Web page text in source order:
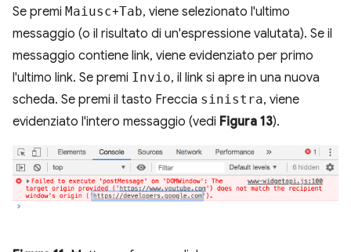
Se premi Maiusc+Tab, viene selezionato l'ultimo
messaggio (o il risultato di un'espressione valutata). Se il
messaggio contiene link, viene evidenziato per primo
l'ultimo link. Se premi Invio, il link si apre in una nuova
scheda. Se premi il tasto Freccia sinistra, viene
evidenziato l'intero messaggio (vedi Figura 13).